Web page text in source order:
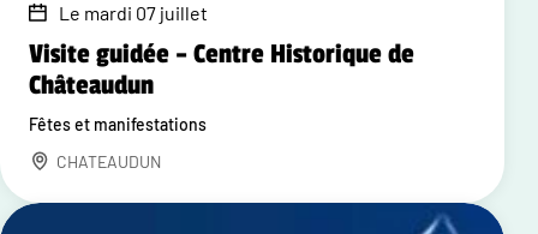
Le mardi 07 juillet
Visite guidée – Centre Historique de
Châteaudun
Fêtes et manifestations
CHATEAUDUN